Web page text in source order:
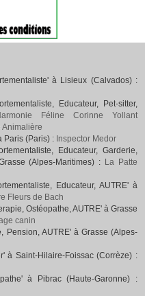
à Lisieux (Calvados) :
Educateur, Pet-sitter,
Féline Corinne Yollant
Animalière
Paris (Paris) : Inspector Medor
Educateur, Garderie,
(Alpes-Maritimes) : La Patte
Educateur, AUTRE' à
Fleurs de Bach
Ostéopathe, AUTRE' à Grasse
canin
Pension, AUTRE' à Grasse (Alpes-
à Saint-Hilaire-Foissac (Corrèze) :
à Pibrac (Haute-Garonne) :